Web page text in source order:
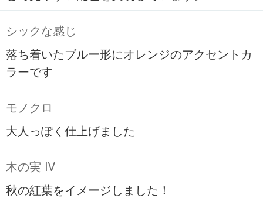
シックな感じ
落ち着いたブルー形にオレンジのアクセントカ
ラーです
モノクロ
大人っぽく仕上げました
木の実 Ⅳ
秋の紅葉をイメージしました！